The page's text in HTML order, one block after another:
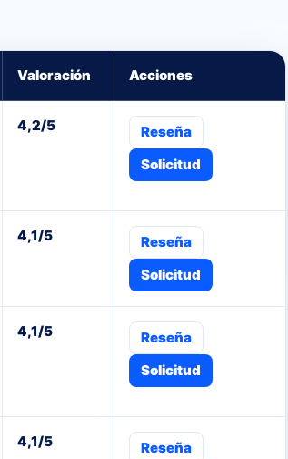
Valoración Acciones
4,2/5
Reseña
Solicitud
4,1/5
Reseña
Solicitud
4,1/5
Reseña
Solicitud
4,1/5
Reseña